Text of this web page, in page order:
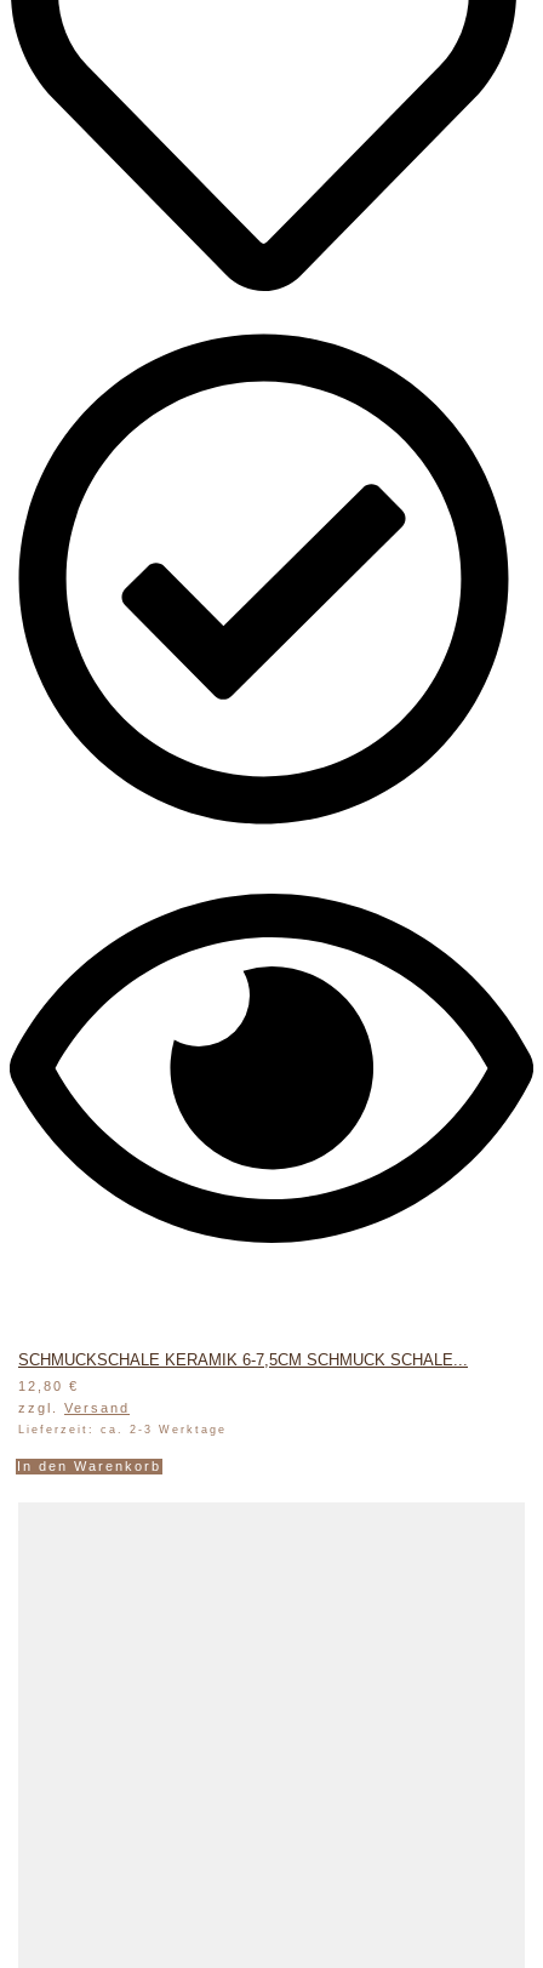
SCHMUCKSCHALE KERAMIK 6-7,5CM SCHMUCK SCHALE...
12,80 €
zzgl. Versand
Lieferzeit: ca. 2-3 Werktage
In den Warenkorb